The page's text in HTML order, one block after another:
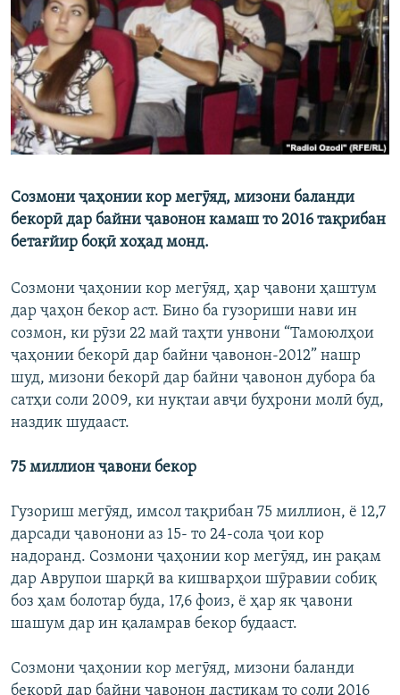
ГУЗОРИШҲОИ РАДИОӢ
Русский
ПАЙГИРӢ КУНЕД
Ҳамаи сомонаҳои RFE/RL
Созмони ҷаҳонии кор мегӯяд, мизони баланди
бекорӣ дар байни ҷавонон камаш то 2016 тақрибан
бетағйир боқӣ хоҳад монд.
Созмони ҷаҳонии кор мегӯяд, ҳар ҷавони ҳаштум
дар ҷаҳон бекор аст. Бино ба гузориши нави ин
созмон, ки рӯзи 22 май таҳти унвони “Тамоюлҳои
ҷаҳонии бекорӣ дар байни ҷавонон-2012” нашр
шуд, мизони бекорӣ дар байни ҷавонон дубора ба
сатҳи соли 2009, ки нуқтаи авҷи буҳрони молӣ буд,
наздик шудааст.
75 миллион ҷавони бекор
Гузориш мегӯяд, имсол тақрибан 75 миллион, ё 12,7
дарсади ҷавонони аз 15- то 24-сола ҷои кор
надоранд. Созмони ҷаҳонии кор мегӯяд, ин рақам
дар Аврупои шарқӣ ва кишварҳои шӯравии собиқ
боз ҳам болотар буда, 17,6 фоиз, ё ҳар як ҷавони
шашум дар ин қаламрав бекор будааст.
Созмони ҷаҳонии кор мегӯяд, мизони баланди
бекорӣ дар байни ҷавонон дастикам то соли 2016